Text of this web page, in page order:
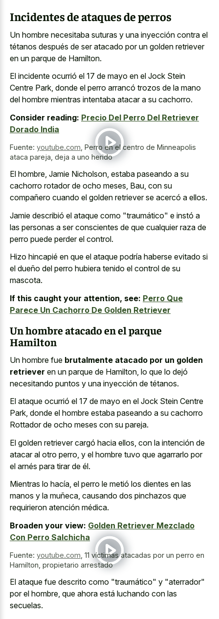
Incidentes de ataques de perros
Un hombre necesitaba suturas y una inyección contra el
tétanos después de ser atacado por un golden retriever
en un parque de Hamilton.
El incidente ocurrió el 17 de mayo en el Jock Stein
Centre Park, donde el perro arrancó trozos de la mano
del hombre mientras intentaba atacar a su cachorro.
Consider reading: Precio Del Perro Del Retriever
Dorado India
Fuente: youtube.com Perro en el centro de Minneapolis
ataca pareja, deja a uno herido
El hombre, Jamie Nicholson, estaba paseando a su
cachorro rotador de ocho meses, Bau, con su
compañero cuando el golden retriever se acercó a ellos.
Jamie describió el ataque como "traumático" e instó a
las personas a ser conscientes de que cualquier raza de
perro puede perder el control.
Hizo hincapié en que el ataque podría haberse evitado si
el dueño del perro hubiera tenido el control de su
mascota.
If this caught your attention, see: Perro Que
Parece Un Cachorro De Golden Retriever
Un hombre atacado en el parque
Hamilton
Un hombre fue brutalmente atacado por un golden
retriever en un parque de Hamilton, lo que lo dejó
necesitando puntos y una inyección de tétanos.
El ataque ocurrió el 17 de mayo en el Jock Stein Centre
Park, donde el hombre estaba paseando a su cachorro
Rottador de ocho meses con su pareja.
El golden retriever cargó hacia ellos, con la intención de
atacar al otro perro, y el hombre tuvo que agarrarlo por
el arnés para tirar de él.
Mientras lo hacía, el perro le metió los dientes en las
manos y la muñeca, causando dos pinchazos que
requirieron atención médica.
Broaden your view: Golden Retriever Mezclado
Con Perro Salchicha
Fuente: youtube.com 11 víctimas atacadas por un perro en
Hamilton, propietario arrestado
El ataque fue descrito como "traumático" y "aterrador"
por el hombre, que ahora está luchando con las
secuelas.